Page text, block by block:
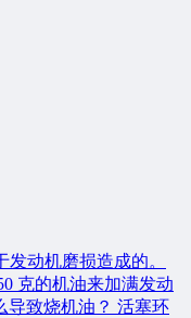
动机磨损造成的。
克的机油来加满发动
导致烧机油？ 活塞环